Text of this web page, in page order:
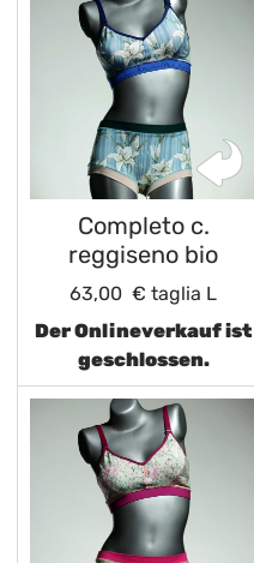
Completo c.
reggiseno bio
63,00 € taglia L
Der Onlineverkauf ist
geschlossen.